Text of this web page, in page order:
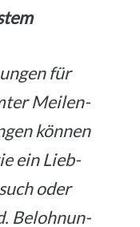
für
Mei­len­
kön­nen
ein Lieb­
oder
Beloh­nun­